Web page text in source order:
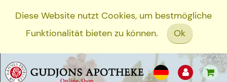
Diese Website nutzt Cookies, um bestmögliche
Funktionalität bieten zu können.
Ok